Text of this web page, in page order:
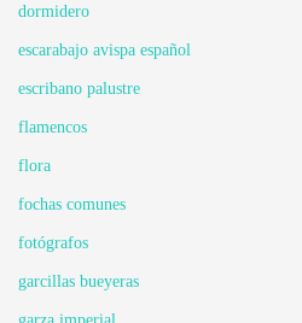
dormidero
escarabajo avispa español
escribano palustre
flamencos
flora
fochas comunes
fotógrafos
garcillas bueyeras